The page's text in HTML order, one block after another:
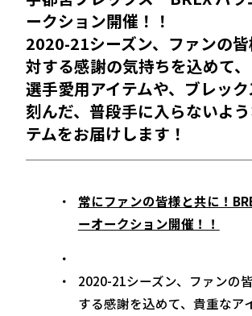
ークション開催！！
2020-21シーズン、ファンの
対する感謝の気持ちを込めて、
選手愛用アイテムや、ブレッ
刻んだ、普段手に入らないよ
テムをお届けします！
常にファンの皆様と共に！
ーオークション開催！！
2020-21シーズン、ファンの
する感謝を込めて、貴重なア